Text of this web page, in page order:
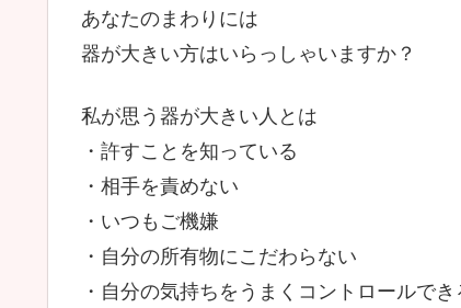
あなたのまわりには
器が大きい方はいらっしゃいますか？
私が思う器が大きい人とは
・許すことを知っている
・相手を責めない
・いつもご機嫌
・自分の所有物にこだわらない
・自分の気持ちをうまくコントロールでき